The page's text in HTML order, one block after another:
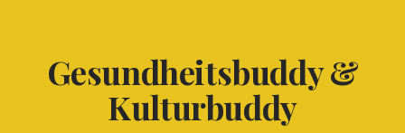
Gesundheitsbuddy &
Kulturbuddy